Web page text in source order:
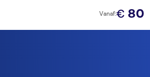
Vanaf:€ 80